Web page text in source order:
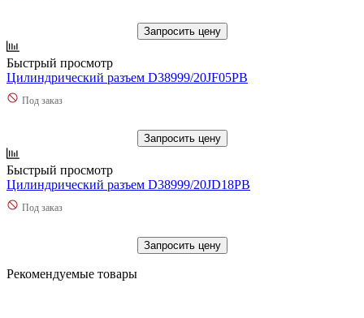
Запросить цену
Быстрый просмотр
Цилиндрический разъем D38999/20JF05PB
Под заказ
Запросить цену
Быстрый просмотр
Цилиндрический разъем D38999/20JD18PB
Под заказ
Запросить цену
Рекомендуемые товары